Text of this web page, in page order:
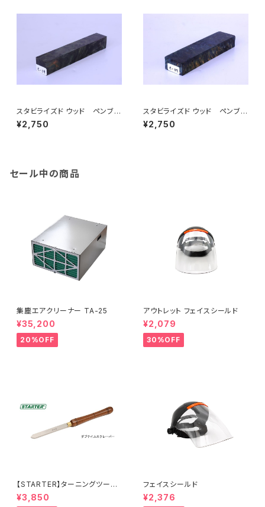
スタビライズド ウッド ペンブラ
ンク（ペン制作用木材）C-19～
C-27
¥2,750
スタビライズド ウッド ペンブラ
ンク（ペン制作用木材）C-37～
C-45
¥2,750
セール中の商品
集塵エアクリーナー TA-25
¥35,200
20%OFF
アウトレット フェイスシールド
¥2,079
30%OFF
【STARTER】ターニングツール
『ダブテイルスクレーパー 25×
6.5mm 』ハイス鋼 旋盤用刃物
¥3,850
フェイスシールド
¥2,376